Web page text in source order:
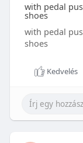
with pedal
shoes
with pedal
shoes
Kedvelés